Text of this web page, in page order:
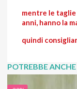
mentre le taglie
anni, hanno la
quindi
POTREBBE